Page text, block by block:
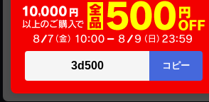
オプション小計価格(税込)
商品合計価格(税込)
在庫がありません
ラフィックの分析を目的としてCookieを使
サイトの閲覧を継続された場合、Cookieの
のといたします。
をご
承諾する